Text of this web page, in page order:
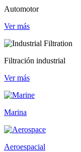
Automotor
Ver más
Filtración industrial
Ver más
Marina
Aeroespacial